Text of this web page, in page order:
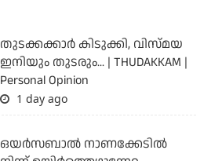
തുടക്കക്കാര്‍ കിടുക്കി, വിസ്മയ
ഇനിയും തുടരും... | THUDAKKAM |
Personal Opinion
1 day ago
ഒയര്‍സബാൽ നാണക്കേടിൽ